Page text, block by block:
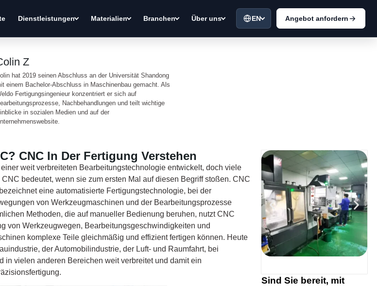
Dienstleistungen Materialien Branchen Über uns EN Angebot anfordern
Z
hat 2019 seinen Abschluss an der Universität Shandong
einem Bachelor-Abschluss in Maschinenbau gemacht. Als
Fertigungsingenieur konzentriert er sich auf
Nachbehandlungen und teilt wichtige
in sozialen Medien und auf der
CNC In Der Fertigung Verstehen
weit verbreiteten Bearbeitungstechnologie entwickelt, doch viele
bedeutet, wenn sie zum ersten Mal auf diesen Begriff stoßen. CNC
eine automatisierte Fertigungstechnologie, bei der
von Werkzeugmaschinen und der Bearbeitungsprozesse
Methoden, die auf manueller Bedienung beruhen, nutzt CNC
von Werkzeugwegen, Bearbeitungsgeschwindigkeiten und
komplexe Teile gleichmäßig und effizient fertigen können. Heute
der Automobilindustrie, der Luft- und Raumfahrt, bei
in vielen anderen Bereichen weit verbreitet und damit ein
Sind Sie bereit, mit